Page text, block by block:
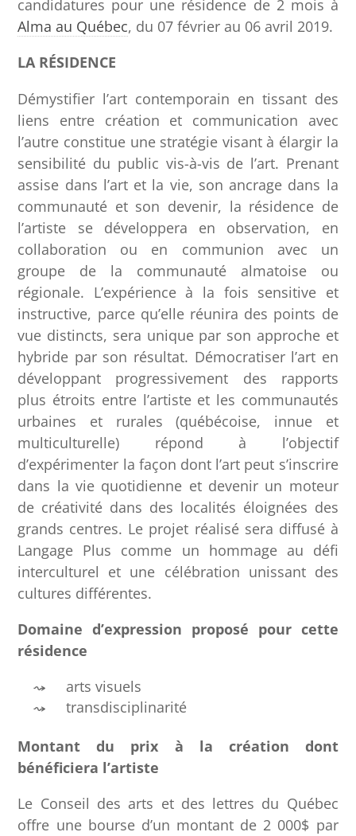
candidatures pour une résidence de 2 mois à
Alma au Québec, du 07 février au 06 avril 2019.
LA RÉSIDENCE
Démystifier l’art contemporain en tissant des
liens entre création et communication avec
l’autre constitue une stratégie visant à élargir la
sensibilité du public vis-à-vis de l’art. Prenant
assise dans l’art et la vie, son ancrage dans la
communauté et son devenir, la résidence de
l’artiste se développera en observation, en
collaboration ou en communion avec un
groupe de la communauté almatoise ou
régionale. L’expérience à la fois sensitive et
instructive, parce qu’elle réunira des points de
vue distincts, sera unique par son approche et
hybride par son résultat. Démocratiser l’art en
développant progressivement des rapports
plus étroits entre l’artiste et les communautés
urbaines et rurales (québécoise, innue et
multiculturelle) répond à l’objectif
d’expérimenter la façon dont l’art peut s’inscrire
dans la vie quotidienne et devenir un moteur
de créativité dans des localités éloignées des
grands centres. Le projet réalisé sera diffusé à
Langage Plus comme un hommage au défi
interculturel et une célébration unissant des
cultures différentes.
Domaine d’expression proposé pour cette
résidence
arts visuels
transdisciplinarité
Montant du prix à la création dont
bénéficiera l’artiste
Le Conseil des arts et des lettres du Québec
offre une bourse d’un montant de 2 000$ par